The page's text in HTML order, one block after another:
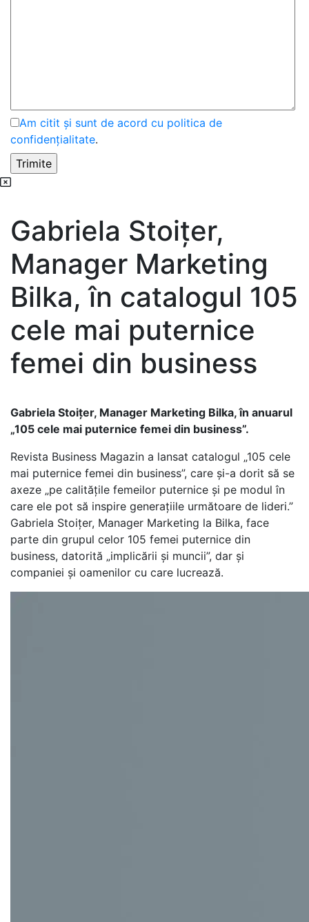
Am citit și sunt de acord cu politica de
confidențialitate.
Gabriela Stoițer,
Manager Marketing
Bilka, în catalogul 105
cele mai puternice
femei din business
Gabriela Stoițer, Manager Marketing Bilka, în anuarul
„105 cele mai puternice femei din business”.
Revista Business Magazin a lansat catalogul „105 cele
mai puternice femei din business”, care și-a dorit să se
axeze „pe calitățile femeilor puternice și pe modul în
care ele pot să inspire generațiile următoare de lideri.”
Gabriela Stoițer, Manager Marketing la Bilka, face
parte din grupul celor 105 femei puternice din
business, datorită „implicării și muncii”, dar și
companiei și oamenilor cu care lucrează.